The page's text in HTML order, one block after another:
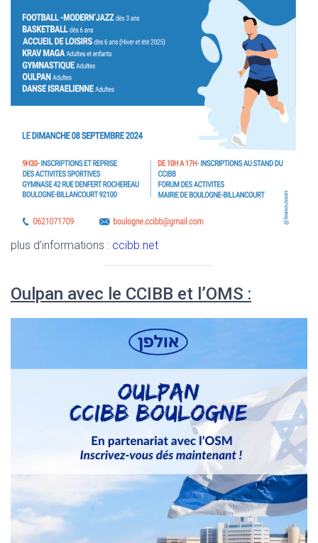
plus d’informations : ccibb.net
Oulpan avec le CCIBB et l’OMS :